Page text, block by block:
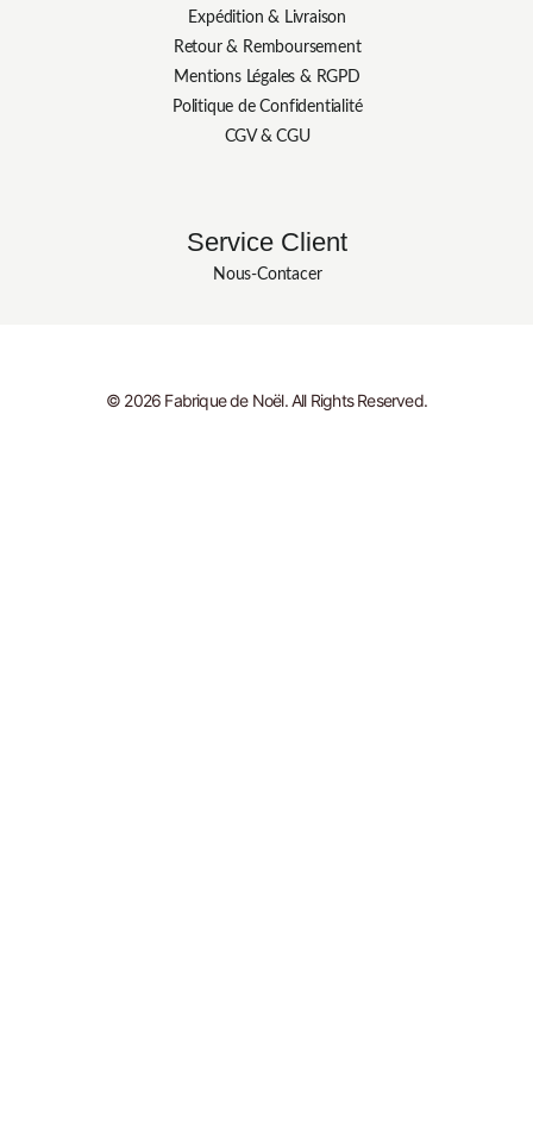
Expédition & Livraison
Retour & Remboursement
Mentions Légales & RGPD
Politique de Confidentialité
CGV & CGU
Service Client
Nous-Contacer
© 2026 Fabrique de Noël. All Rights Reserved.